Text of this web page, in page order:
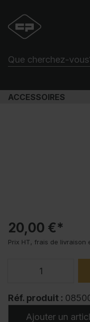
ACCESSOIRES
20,00 €*
Prix HT, frais de livraison
Réf. produit :
Ajouter un